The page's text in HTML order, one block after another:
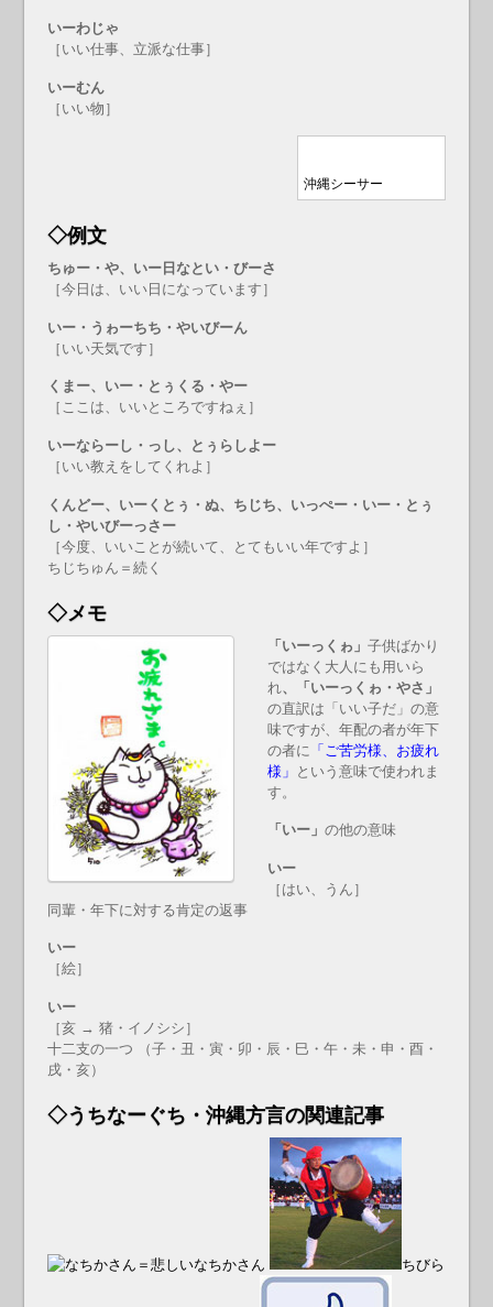
いーわじゃ
［いい仕事、立派な仕事］
いーむん
［いい物］
沖縄シーサー
◇例文
ちゅー・や、いー日なとい・びーさ
［今日は、いい日になっています］
いー・うゎーちち・やいびーん
［いい天気です］
くまー、いー・とぅくる・やー
［ここは、いいところですねぇ］
いーならーし・っし、とぅらしよー
［いい教えをしてくれよ］
くんどー、いーくとぅ・ぬ、ちじち、いっぺー・いー・とぅ
し・やいびーっさー
［今度、いいことが続いて、とてもいい年ですよ］
ちじちゅん＝続く
◇メモ
「いーっくゎ」 子供ばかり
ではなく大人にも用いら
れ、「いーっくゎ・やさ」
の直訳は「いい子だ」の意
味ですが、年配の者が年下
の者に 「ご苦労様、お疲れ
様」 という意味で使われま
す。
「いー」 の他の意味
いー
［はい、うん］
同輩・年下に対する肯定の返事
いー
［絵］
いー
［亥 → 猪・イノシシ］
十二支の一つ （子・丑・寅・卯・辰・巳・午・未・申・酉・
戌・亥）
◇うちなーぐち・沖縄方言の関連記事
なちかさん ちびら